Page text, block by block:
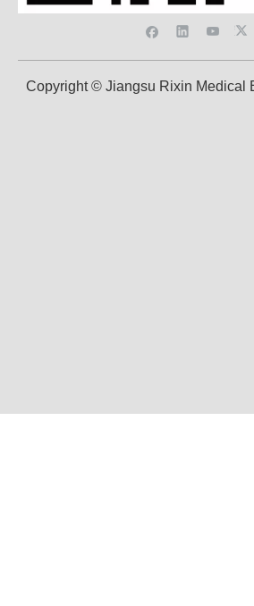
Copyright © Jiangsu Rixin Medical